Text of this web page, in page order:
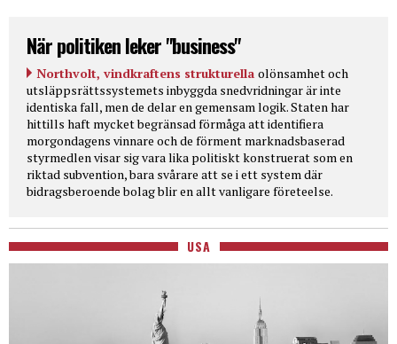
När politiken leker "business"
Northvolt, vindkraftens strukturella olönsamhet och
utsläppsrättssystemets inbyggda snedvridningar är inte
identiska fall, men de delar en gemensam logik. Staten har
hittills haft mycket begränsad förmåga att identifiera
morgondagens vinnare och de förment marknadsbaserad
styrmedlen visar sig vara lika politiskt konstruerat som en
riktad subvention, bara svårare att se i ett system där
bidragsberoende bolag blir en allt vanligare företeelse.
USA